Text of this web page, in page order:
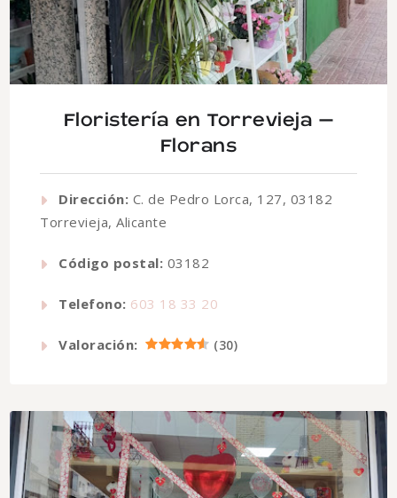
Floristería en Torrevieja –
Florans
Dirección: C. de Pedro Lorca, 127, 03182
Torrevieja, Alicante
Código postal: 03182
Telefono: 603 18 33 20
Valoración: (30)